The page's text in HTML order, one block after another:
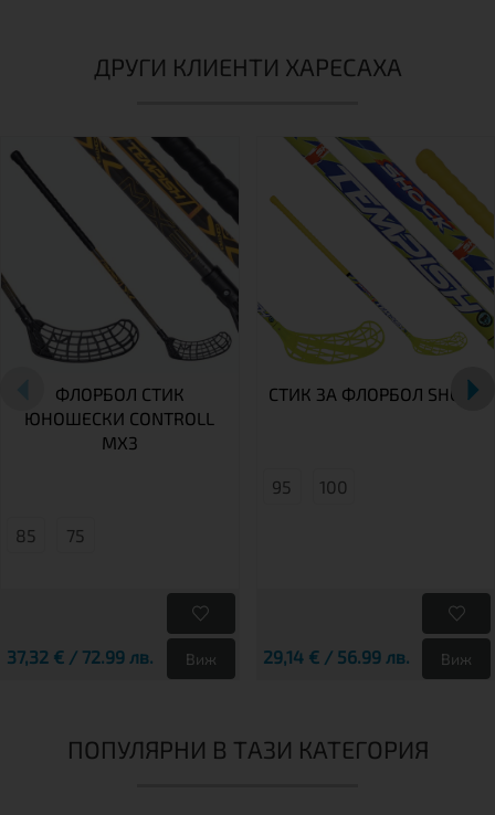
ДРУГИ КЛИЕНТИ ХАРЕСАХА
ФЛОРБОЛ СТИК
ЮНОШЕСКИ CONTROLL
MX3
85 75
37,32 € / 72.99 лв. Виж
СТИК ЗА ФЛОРБОЛ SHOCK
95 100
29,14 € / 56.99 лв. Виж
ПОПУЛЯРНИ В ТАЗИ КАТЕГОРИЯ